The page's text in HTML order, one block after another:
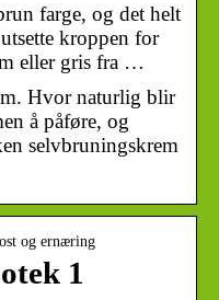
farge, og det helt
kroppen for
eller gris fra …
Hvor naturlig blir
å påføre, og
selvbruningskrem
og ernæring
1